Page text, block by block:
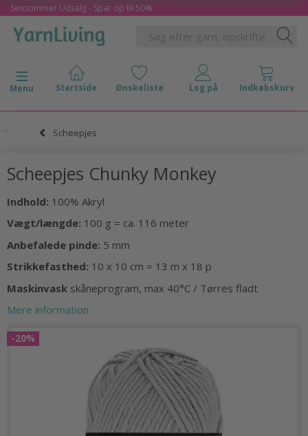
Sensommer Udsalg - Spar op til 50%
Skifte navigation
Menu
Scheepjes
Scheepjes Chunky Monkey
Indhold: 100% Akryl
Vægt/længde: 100 g = ca. 116 meter
Anbefalede pinde: 5 mm
Strikkefasthed: 10 x 10 cm = 13 m x 18 p
Maskinvask skåneprogram, max 40°C / Tørres fladt
Mere information
-20%